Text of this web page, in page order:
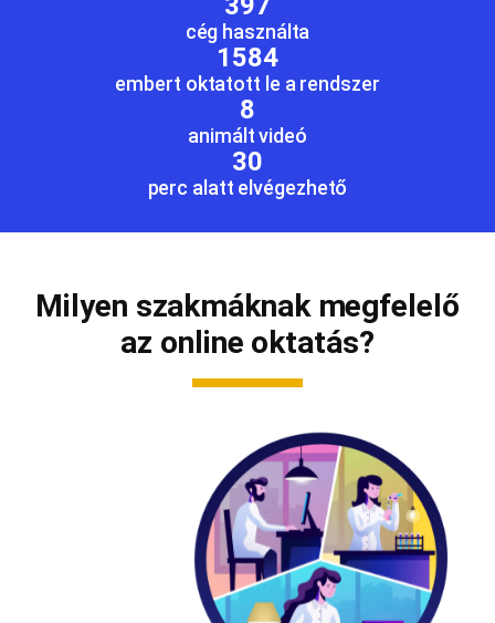
cég használta
1584
embert oktatott le a rendszer
8
animált videó
30
perc alatt elvégezhető
Milyen szakmáknak megfelelő
az online oktatás?